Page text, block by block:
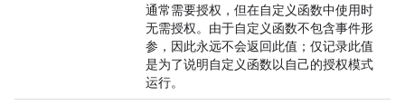
通常需要授权，但在自定义函数中使用时
无需授权。由于自定义函数不包含事件形
参，因此永远不会返回此值；仅记录此值
是为了说明自定义函数以自己的授权模式
运行。